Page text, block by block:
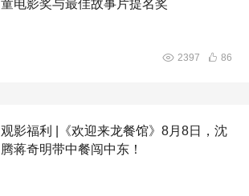
童电影奖与最佳故事片提名奖
2397 86
观影福利 |《欢迎来龙餐馆》8月8日，沈
腾蒋奇明带中餐闯中东！